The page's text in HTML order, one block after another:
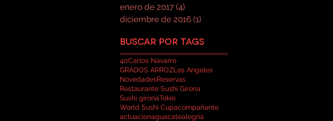
enero de 2017 (4)
diciembre de 2016 (1)
Buscar por tags
40Carlos Navarro
GRADOS ARROZLos Angeles
NovedadesReservas
Restaurante Sushi Girona
Sushi gironaTokio
World Sushi Cupacompañante
actuacionaguacatealegria